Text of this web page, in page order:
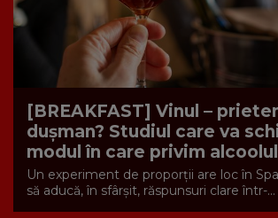
[BREAKFAST] Vinul –
dușman? Studiul care va
modul în care privim alcoolul
Un experiment de proporții are loc în
să aducă, în sfârșit, răspunsuri clare într-...